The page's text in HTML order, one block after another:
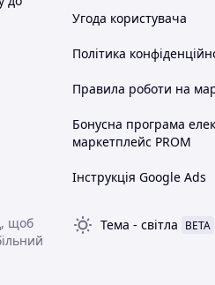
Угода користувача
Політика
Правила роботи на
Бонусна програма
маркетплейс PROM
Інструкція Google Ads
щоб
Тема - світла BETA